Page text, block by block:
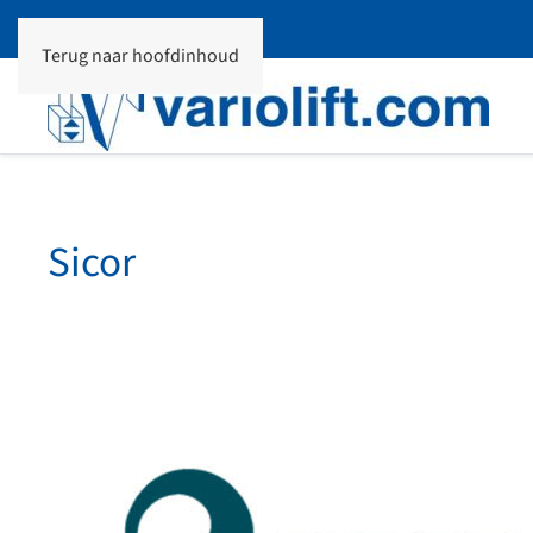
Terug naar hoofdinhoud
Sicor